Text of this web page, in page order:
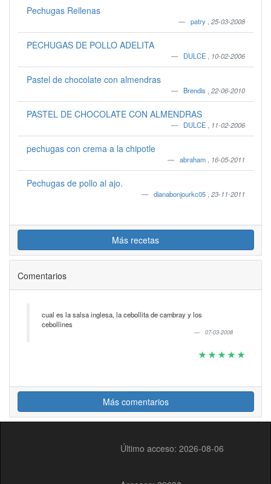
Pechugas Rellenas
patry 25-03-2008
PECHUGAS DE POLLO ADELITA
DULCE 10-02-2006
Pastel de chocolate con almendras
Brendis 22-06-2010
PASTEL DE CHOCOLATE CON ALMENDRAS
DULCE 11-02-2006
pechugas con crema a la chipotle
abraham 16-05-2011
Pechugas de pollo al ajo.
dianabonjourkc05 23-11-2011
Más recetas
Comentarios
cual es la salsa inglesa, la cebollita de cambray y los
cebollines
07-03-2008
Más comentarios
Último acceso: 2026-08-06